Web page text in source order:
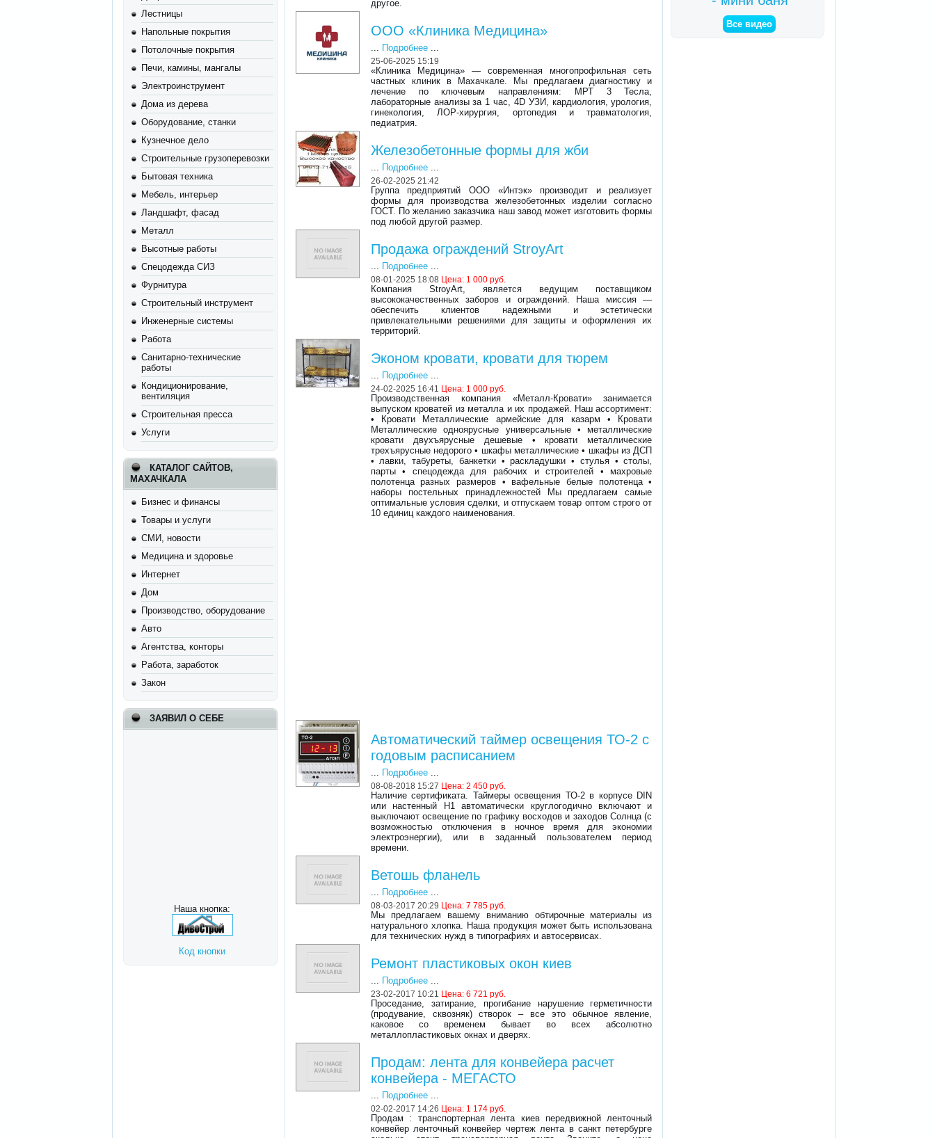
Лестницы
Напольные покрытия
Потолочные покрытия
Печи, камины, мангалы
Электроинструмент
Дома из дерева
Оборудование, станки
Кузнечное дело
Строительные грузоперевозки
Бытовая техника
Мебель, интерьер
Ландшафт, фасад
Металл
Высотные работы
Спецодежда СИЗ
Фурнитура
Строительный инструмент
Инженерные системы
Работа
Санитарно-технические
работы
Кондиционирование,
вентиляция
Строительная пресса
Услуги
КАТАЛОГ САЙТОВ,
МАХАЧКАЛА
Бизнес и финансы
Товары и услуги
СМИ, новости
Медицина и здоровье
Интернет
Дом
Производство, оборудование
Авто
Агентства, конторы
Работа, заработок
Закон
ЗАЯВИЛ О СЕБЕ
Наша кнопка:
Код кнопки
Все видео
другое.
ООО «Клиника Медицина»
... Подробнее...
25-06-2025 15:19
«Клиника Медицина» — современная многопрофильная сеть
частных клиник в Махачкале. Мы предлагаем диагностику и
лечение по ключевым направлениям: МРТ 3 Тесла,
лабораторные анализы за 1 час, 4D УЗИ, кардиология, урология,
гинекология, ЛОР-хирургия, ортопедия и травматология,
педиатрия.
Железобетонные формы для жби
... Подробнее...
26-02-2025 21:42
Группа предприятий ООО «Интэк» производит и реализует
формы для производства железобетонных изделии согласно
ГОСТ. По желанию заказчика наш завод может изготовить формы
под любой другой размер.
Продажа ограждений StroyArt
... Подробнее...
08-01-2025 18:08 Цена: 1 000 руб.
Компания StroyArt, является ведущим поставщиком
высококачественных заборов и ограждений. Наша миссия —
обеспечить клиентов надежными и эстетически
привлекательными решениями для защиты и оформления их
территорий.
Эконом кровати, кровати для тюрем
... Подробнее...
24-02-2025 16:41 Цена: 1 000 руб.
Производственная компания «Металл-Кровати» занимается
выпуском кроватей из металла и их продажей. Наш ассортимент:
• Кровати Металлические армейские для казарм • Кровати
Металлические одноярусные универсальные • металлические
кровати двухъярусные дешевые • кровати металлические
трехъярусные недорого • шкафы металлические • шкафы из ДСП
• лавки, табуреты, банкетки • раскладушки • стулья • столы,
парты • спецодежда для рабочих и строителей • махровые
полотенца разных размеров • вафельные белые полотенца •
наборы постельных принадлежностей Мы предлагаем самые
оптимальные условия сделки, и отпускаем товар оптом строго от
10 единиц каждого наименования.
Автоматический таймер освещения ТО-2 с
годовым расписанием
... Подробнее...
08-08-2018 15:27 Цена: 2 450 руб.
Наличие сертификата. Таймеры освещения ТО-2 в корпусе DIN
или настенный Н1 автоматически круглогодично включают и
выключают освещение по графику восходов и заходов Солнца (с
возможностью отключения в ночное время для экономии
электроэнергии), или в заданный пользователем период
времени.
Ветошь фланель
... Подробнее...
08-03-2017 20:29 Цена: 7 785 руб.
Мы предлагаем вашему вниманию обтирочные материалы из
натурального хлопка. Наша продукция может быть использована
для технических нужд в типографиях и автосервисах.
Ремонт пластиковых окон киев
... Подробнее...
23-02-2017 10:21 Цена: 6 721 руб.
Проседание, затирание, прогибание нарушение герметичности
(продувание, сквозняк) створок – все это обычное явление,
каковое со временем бывает во всех абсолютно
металлопластиковых окнах и дверях.
Продам: лента для конвейера расчет
конвейера - МЕГАСТО
... Подробнее...
02-02-2017 14:26 Цена: 1 174 руб.
Продам : транспортерная лента киев передвижной ленточный
конвейер ленточный конвейер чертеж лента в санкт петербурге